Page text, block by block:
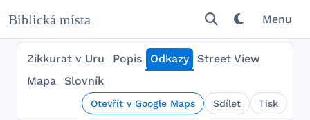
Biblická místa Menu
Zikkurat v Uru Popis Odkazy
Street View
Mapa
Slovník
Otevřít v Google Maps Sdílet Tisk